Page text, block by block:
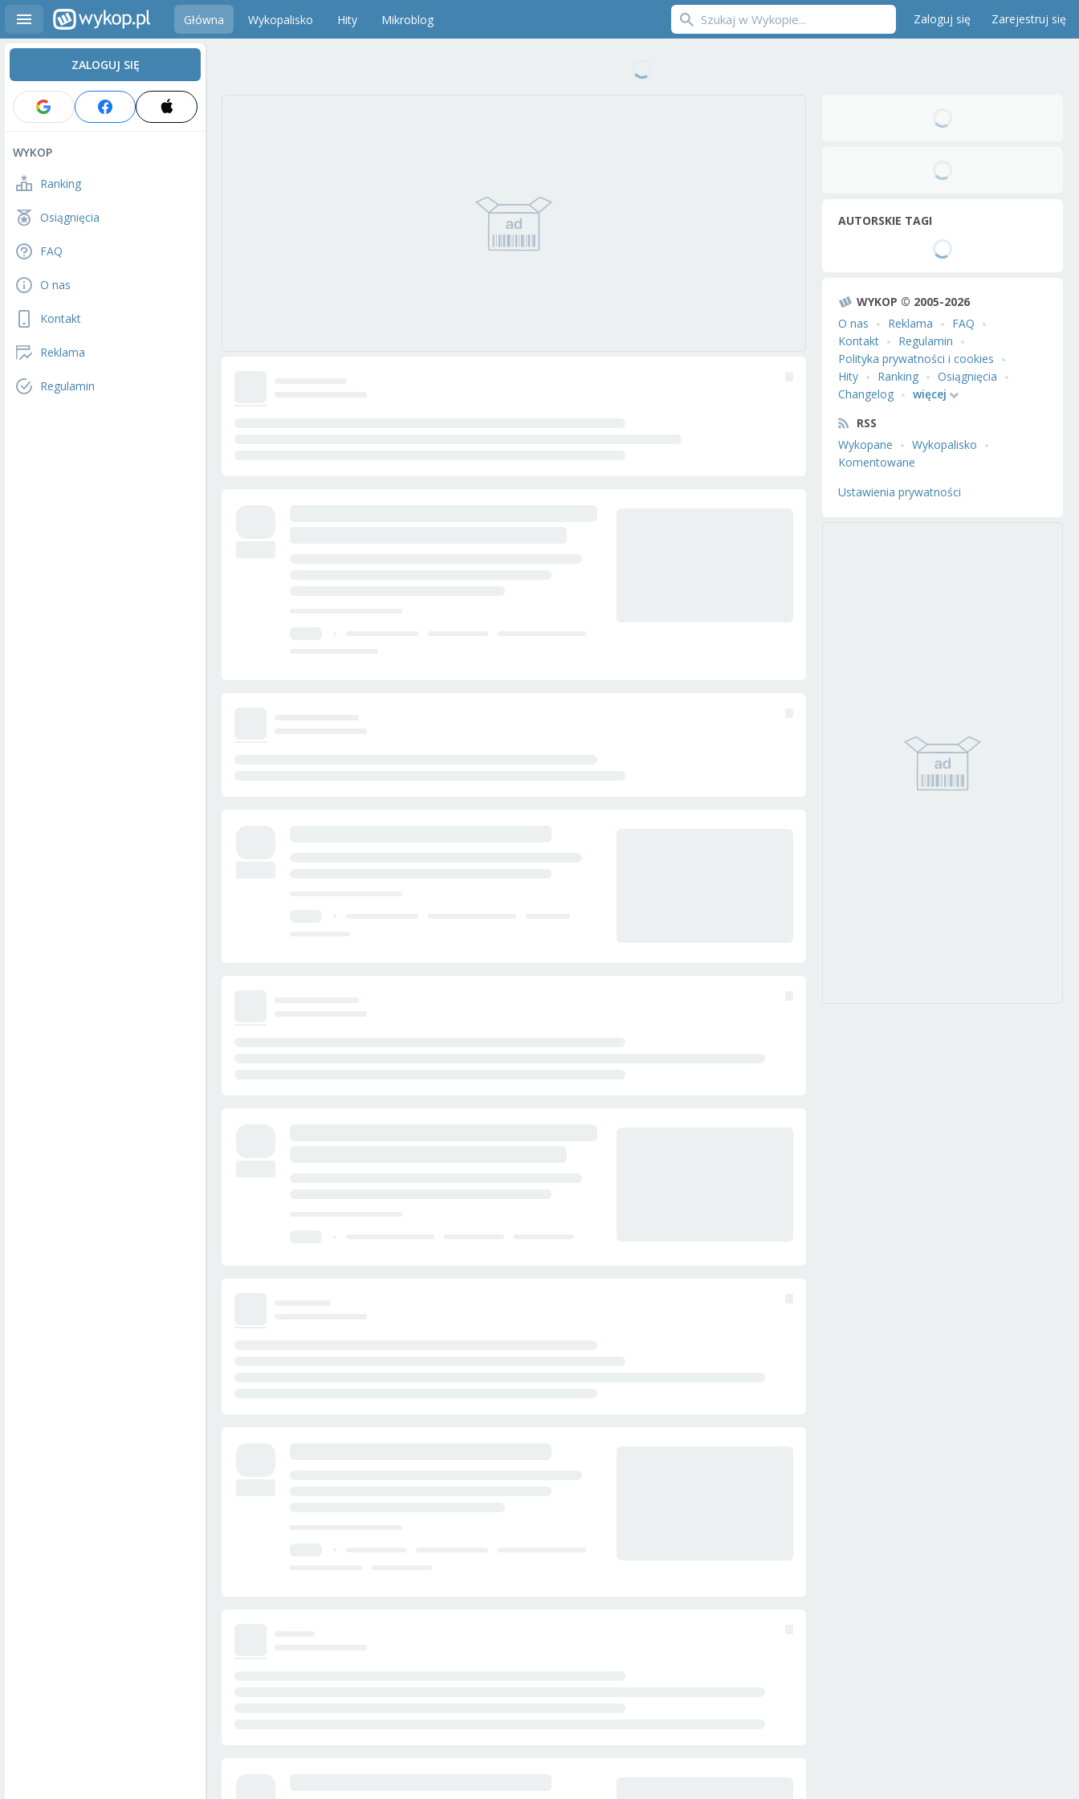
Główna Wykopalisko Hity Mikroblog Zaloguj się Zarejestruj się
ZALOGUJ SIĘ
WYKOP
Ranking
Osiągnięcia
FAQ
O nas
Kontakt
Reklama
Regulamin
AUTORSKIE TAGI
WYKOP © 2005-2026
O nas
Reklama
FAQ
Kontakt
Regulamin
Polityka prywatności i cookies
Hity
Ranking
Osiągnięcia
Changelog
więcej
RSS
Wykopane
Wykopalisko
Komentowane
Ustawienia prywatności